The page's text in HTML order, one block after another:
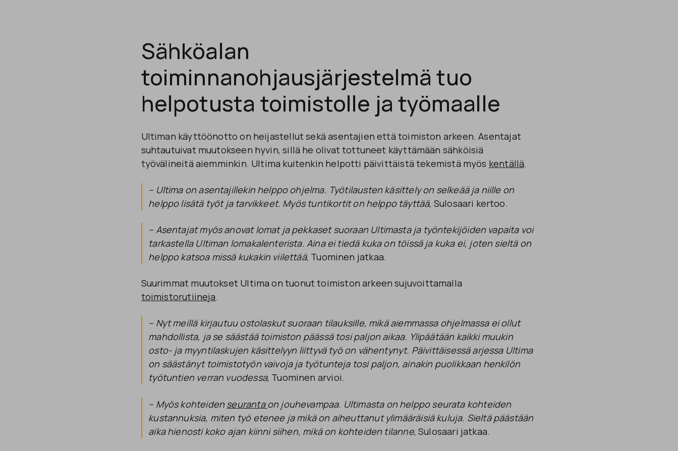
Sähköalan
toiminnanohjausjärjestelmä tuo
helpotusta toimistolle ja työmaalle
Ultiman käyttöönotto on heijastellut sekä asentajien että toimiston arkeen. Asentajat
suhtautuivat muutokseen hyvin, sillä he olivat tottuneet käyttämään sähköisiä
työvälineitä aiemminkin. Ultima kuitenkin helpotti päivittäistä tekemistä myös kentällä.
– Ultima on asentajillekin helppo ohjelma. Työtilausten käsittely on selkeää ja niille on
helppo lisätä työt ja tarvikkeet. Myös tuntikortit on helppo täyttää, Sulosaari kertoo.
– Asentajat myös anovat lomat ja pekkaset suoraan Ultimasta ja työntekijöiden vapaita voi
tarkastella Ultiman lomakalenterista. Aina ei tiedä kuka on töissä ja kuka ei, joten sieltä on
helppo katsoa missä kukakin viilettää, Tuominen jatkaa.
Suurimmat muutokset Ultima on tuonut toimiston arkeen sujuvoittamalla
toimistorutiineja.
– Nyt meillä kirjautuu ostolaskut suoraan tilauksille, mikä aiemmassa ohjelmassa ei ollut
mahdollista, ja se säästää toimiston päässä tosi paljon aikaa. Ylipäätään kaikki muukin
osto- ja myyntilaskujen käsittelyyn liittyvä työ on vähentynyt. Päivittäisessä arjessa Ultima
on säästänyt toimistotyön vaivoja ja työtunteja tosi paljon, ainakin puolikkaan henkilön
työtuntien verran vuodessa, Tuominen arvioi.
– Myös kohteiden seurantaon jouhevampaa. Ultimasta on helppo seurata kohteiden
kustannuksia, miten työ etenee ja mikä on aiheuttanut ylimääräisiä kuluja. Sieltä päästään
aika hienosti koko ajan kiinni siihen, mikä on kohteiden tilanne, Sulosaari jatkaa.